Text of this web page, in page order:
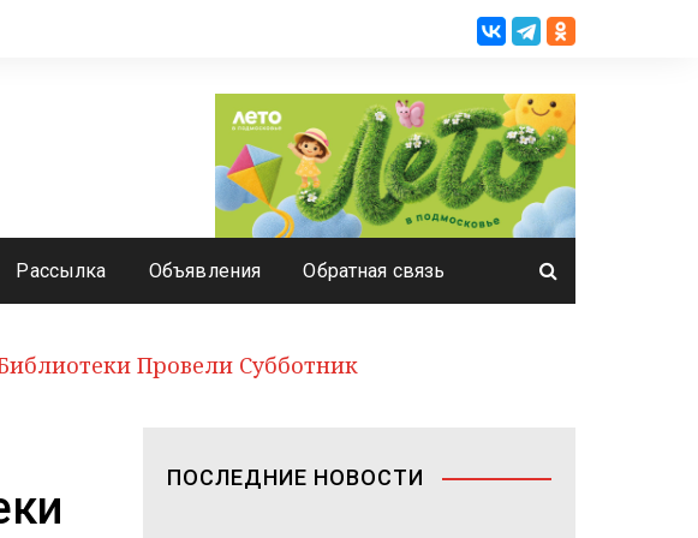
Рассылка Объявления Обратная связь
Провели Субботник
ПОСЛЕДНИЕ НОВОСТИ